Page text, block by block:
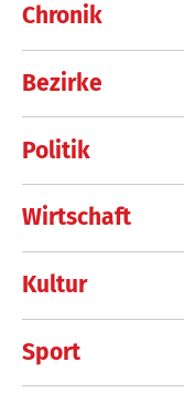
Chronik
Bezirke
Politik
Wirtschaft
Kultur
Sport